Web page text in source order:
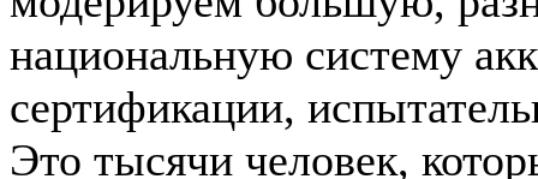
национальную систему
сертификации,
Это тысячи человек,